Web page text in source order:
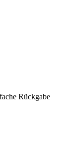
Rückgabe